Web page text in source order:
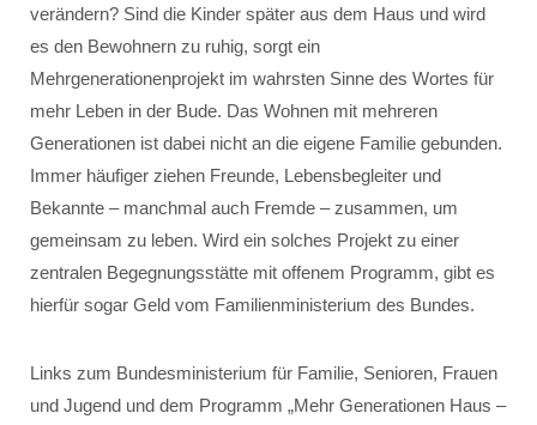
verändern? Sind die Kinder später aus dem Haus und wird
es den Bewohnern zu ruhig, sorgt ein
Mehrgenerationenprojekt im wahrsten Sinne des Wortes für
mehr Leben in der Bude. Das Wohnen mit mehreren
Generationen ist dabei nicht an die eigene Familie gebunden.
Immer häufiger ziehen Freunde, Lebensbegleiter und
Bekannte – manchmal auch Fremde – zusammen, um
gemeinsam zu leben. Wird ein solches Projekt zu einer
zentralen Begegnungsstätte mit offenem Programm, gibt es
hierfür sogar Geld vom Familienministerium des Bundes.
Links zum Bundesministerium für Familie, Senioren, Frauen
und Jugend und dem Programm „Mehr Generationen Haus –